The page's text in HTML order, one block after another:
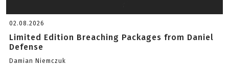
02.08.2026
Limited Edition Breaching Packages from Daniel
Defense
Damian Niemczuk